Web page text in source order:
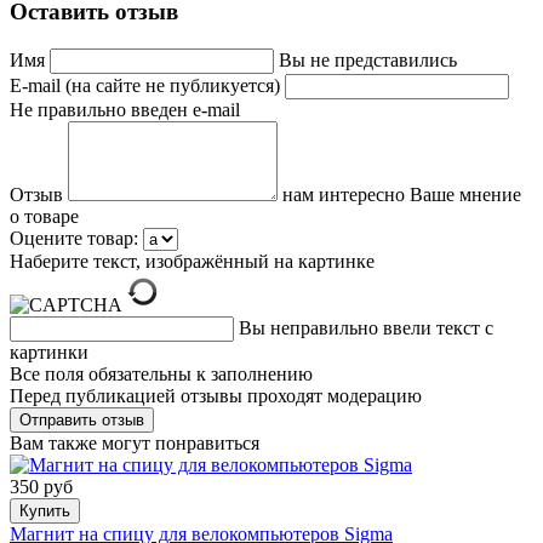
Оставить отзыв
Имя
Вы не представились
E-mail (на сайте не публикуется)
Не правильно введен e-mail
Отзыв
нам интересно Ваше мнение
о товаре
Оцените товар:
Наберите текст, изображённый на картинке
Вы неправильно ввели текст с
картинки
Все поля обязательны к заполнению
Перед публикацией отзывы проходят модерацию
Вам также могут понравиться
350 руб
Купить
Магнит на спицу для велокомпьютеров Sigma